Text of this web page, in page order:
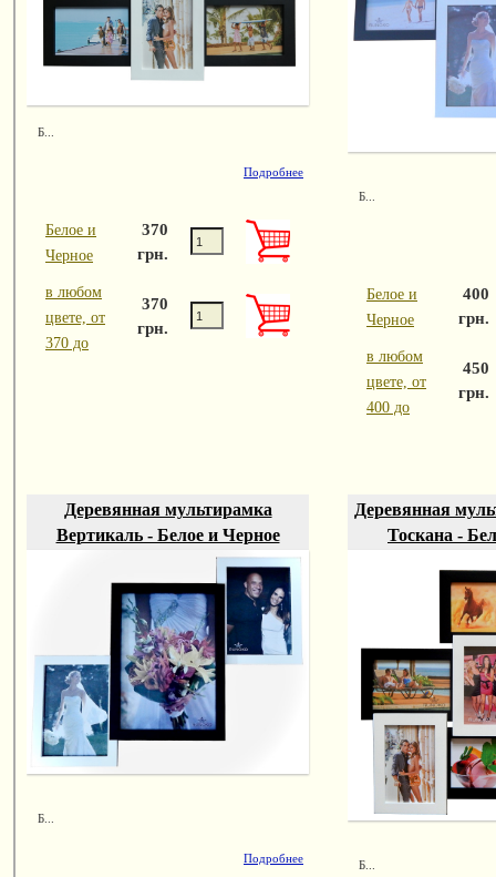
Б...
Подробнее
Белое и
Черное
370
грн.
в любом
цвете, от
370 до
370
грн.
Б...
Белое и
Черное
400
грн.
в любом
цвете, от
400 до
450
грн.
Деревянная мультирамка
Вертикаль - Белое и Черное
Б...
Подробнее
Деревянная
Тоскана -
Б...